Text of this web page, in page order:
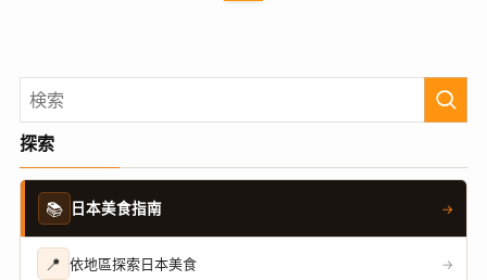
探索
📚 日本美食指南 →
📍 依地區探索日本美食 →